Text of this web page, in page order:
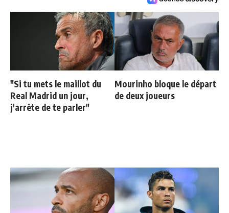
"Si tu mets le maillot du
Real Madrid un jour,
j'arrête de te parler"
Mourinho bloque le départ
de deux joueurs